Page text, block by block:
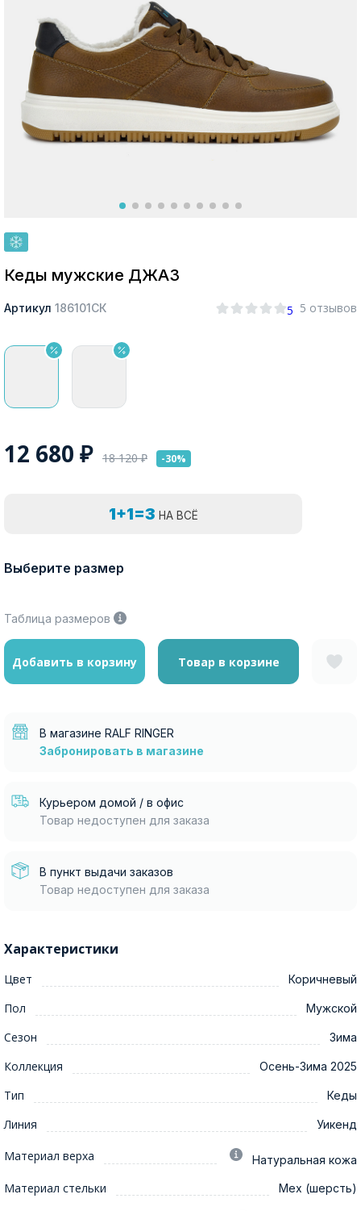
Покупателям
Кеды мужские ДЖАЗ
Артикул 186101СК 5 5 отзывов
12 680 ₽ 18 120₽ -30%
1+1=3 НА ВСЁ
Выберите размер
Таблица размеров
Добавить в корзину Товар в корзине
В магазине RALF RINGER
Забронировать в магазине
Курьером домой / в офис
Товар недоступен для заказа
В пункт выдачи заказов
Товар недоступен для заказа
Характеристики
Цвет Коричневый
Пол Мужской
Сезон Зима
Коллекция Осень-Зима 2025
Тип Кеды
Линия Уикенд
Материал верха Натуральная кожа
Материал стельки Мех (шерсть)